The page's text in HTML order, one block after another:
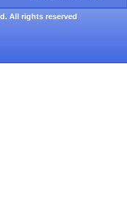
All rights reserved